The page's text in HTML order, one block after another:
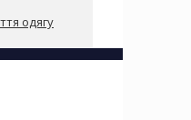
одягу